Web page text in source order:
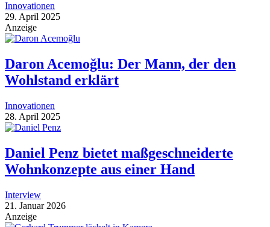
Innovationen
29. April 2025
Anzeige
Daron Acemoğlu: Der Mann, der den
Wohlstand erklärt
Innovationen
28. April 2025
Daniel Penz bietet maßgeschneiderte
Wohnkonzepte aus einer Hand
Interview
21. Januar 2026
Anzeige